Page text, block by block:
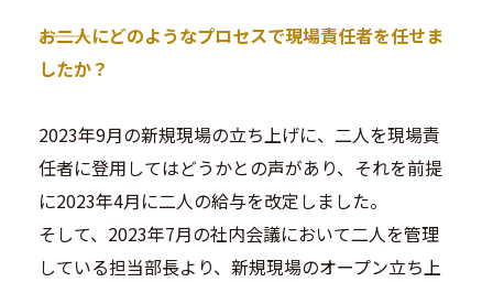
―――お二人にどのようなプロセスで現場責任者を任せま
したか？
2023年9月の新規現場の立ち上げに、二人を現場責
任者に登用してはどうかとの声があり、それを前提
に2023年4月に二人の給与を改定しました。
そして、2023年7月の社内会議において二人を管理
している担当部長より、新規現場のオープン立ち上